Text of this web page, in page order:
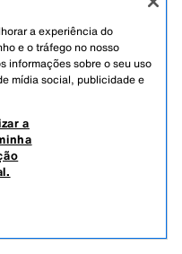
a experiência do
e o tráfego no nosso
informações sobre o seu uso
mídia social, publicidade e
a